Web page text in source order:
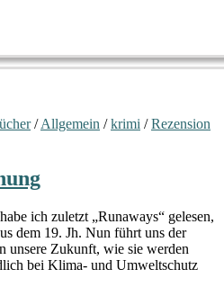
/Allgemein /krimi /Rezension
ich zuletzt „Runaways“ gelesen,
dem 19. Jh. Nun führt uns der
Zukunft, wie sie werden
bei Klima- und Umweltschutz